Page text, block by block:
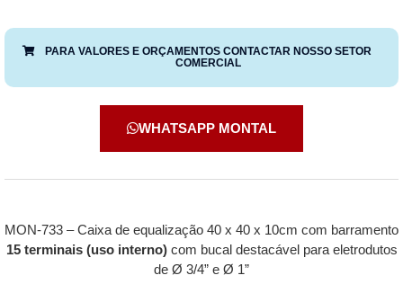
PARA VALORES E ORÇAMENTOS CONTACTAR NOSSO SETOR
COMERCIAL
WHATSAPP MONTAL
MON-733 – Caixa de equalização 40 x 40 x 10cm com barramento
15 terminais (uso interno) com bucal destacável para eletrodutos
de Ø 3/4” e Ø 1”